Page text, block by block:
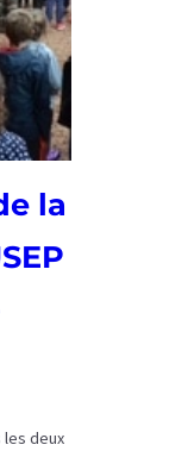
la
les deux